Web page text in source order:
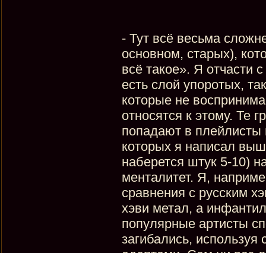
- Тут всё весьма
основном, старых),
всё такое». Я отчасти
есть слой упоротых,
которые не
относятся к этому. Те
попадают в
которых я написал
наберется штук 5-10)
менталитет. Я,
сравнения с русским
хэви метал, а
популярные артисты
загибались,